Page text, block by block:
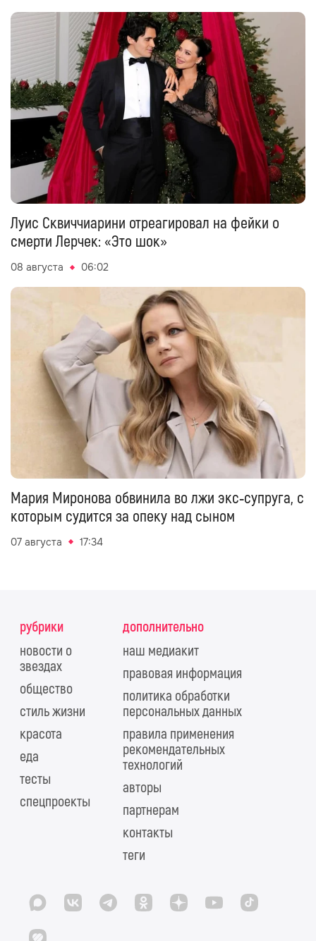
Луис Сквиччиарини отреагировал на фейки о
смерти Лерчек: «Это шок»
08 августа 06:02
Мария Миронова обвинила во лжи экс‑супруга, с
которым судится за опеку над сыном
07 августа 17:34
рубрики
новости о
звездах
общество
стиль жизни
красота
еда
тесты
спецпроекты
дополнительно
наш медиакит
правовая информация
политика обработки
персональных данных
правила применения
рекомендательных
технологий
авторы
партнерам
контакты
теги